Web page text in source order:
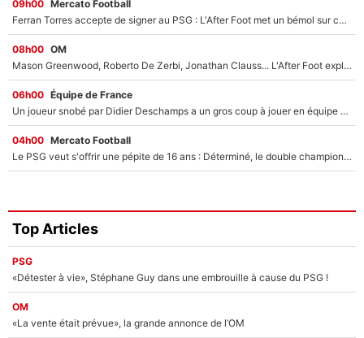
09h00 Mercato Football
Ferran Torres accepte de signer au PSG : L'After Foot met un bémol sur ce transfert, le champion du monde va couter trop cher ?
08h00 OM
Mason Greenwood, Roberto De Zerbi, Jonathan Clauss... L'After Foot explique pourquoi Medhi Benatia a craqué à l'OM !
06h00 Équipe de France
Un joueur snobé par Didier Deschamps a un gros coup à jouer en équipe de France : Zinedine Zidane a trouvé son numéro 9 ?
04h00 Mercato Football
Le PSG veut s'offrir une pépite de 16 ans : Déterminé, le double champion d'Europe en titre est prêt à lâcher 40M€ pour celui que l'on compare déjà à Vinicius Jr !
Top Articles
PSG
«Détester à vie», Stéphane Guy dans une embrouille à cause du PSG !
OM
«La vente était prévue», la grande annonce de l’OM